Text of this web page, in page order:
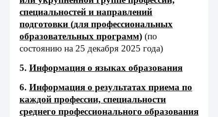
специальностей и направлений
подготовки (для профессиональных
образовательных программ) (по
состоянию на 25 декабря 2025 года)
5. Информация о языках образования
6. Информация о результатах приема по
каждой профессии, специальности
среднего профессионального образования